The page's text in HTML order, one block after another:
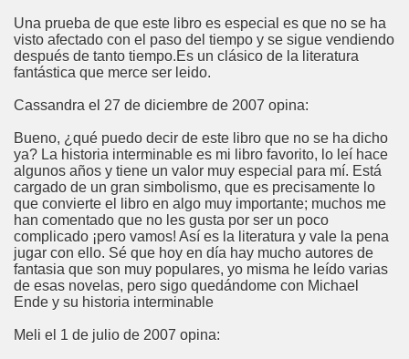
Una prueba de que este libro es especial es que no se ha
visto afectado con el paso del tiempo y se sigue vendiendo
después de tanto tiempo.Es un clásico de la literatura
fantástica que merce ser leido.
Cassandra el 27 de diciembre de 2007 opina:
Bueno, ¿qué puedo decir de este libro que no se ha dicho
ya? La historia interminable es mi libro favorito, lo leí hace
algunos años y tiene un valor muy especial para mí. Está
cargado de un gran simbolismo, que es precisamente lo
que convierte el libro en algo muy importante; muchos me
han comentado que no les gusta por ser un poco
complicado ¡pero vamos! Así es la literatura y vale la pena
jugar con ello. Sé que hoy en día hay mucho autores de
fantasia que son muy populares, yo misma he leído varias
de esas novelas, pero sigo quedándome con Michael
Ende y su historia interminable
Meli el 1 de julio de 2007 opina: